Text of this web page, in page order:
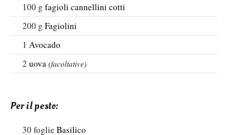
100 g fagioli cannellini cotti
200 g Fagiolini
1 Avocado
2 uova (facoltative)
Per il pesto:
30 foglie Basilico